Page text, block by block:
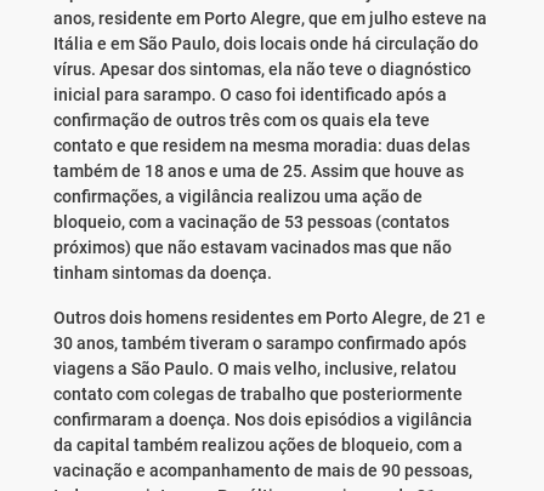
anos, residente em Porto Alegre, que em julho esteve na
Itália e em São Paulo, dois locais onde há circulação do
vírus. Apesar dos sintomas, ela não teve o diagnóstico
inicial para sarampo. O caso foi identificado após a
confirmação de outros três com os quais ela teve
contato e que residem na mesma moradia: duas delas
também de 18 anos e uma de 25. Assim que houve as
confirmações, a vigilância realizou uma ação de
bloqueio, com a vacinação de 53 pessoas (contatos
próximos) que não estavam vacinados mas que não
tinham sintomas da doença.
Outros dois homens residentes em Porto Alegre, de 21 e
30 anos, também tiveram o sarampo confirmado após
viagens a São Paulo. O mais velho, inclusive, relatou
contato com colegas de trabalho que posteriormente
confirmaram a doença. Nos dois episódios a vigilância
da capital também realizou ações de bloqueio, com a
vacinação e acompanhamento de mais de 90 pessoas,